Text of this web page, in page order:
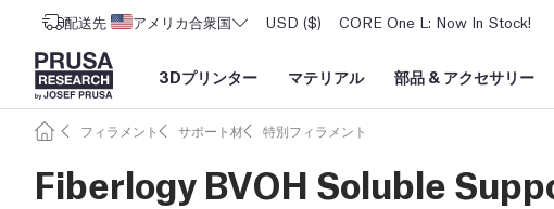
配送先 アメリカ合衆国 USD ($) CORE One L: Now In Stock!
3Dプリンター マテリアル 部品 & アクセサリー
フィラメント サポート材 特別フィラメント
Fiberlogy BVOH Soluble